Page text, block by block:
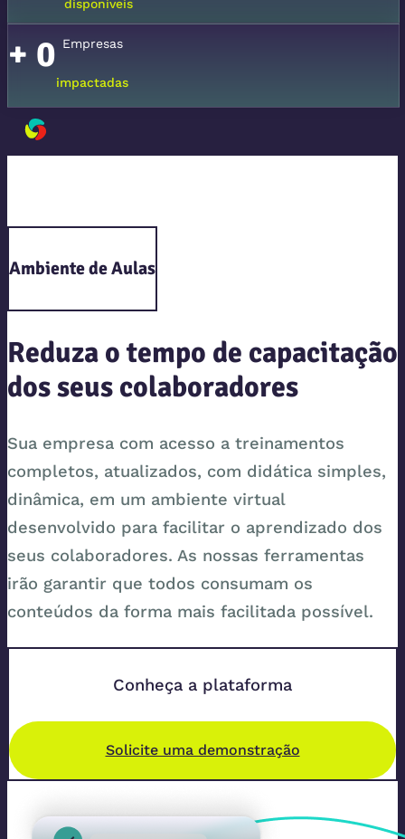
disponíveis
+ 0 Empresas
impactadas
Ambiente de Aulas
Reduza o tempo de capacitação
dos seus colaboradores
Sua empresa com acesso a treinamentos
completos, atualizados, com didática simples,
dinâmica, em um ambiente virtual
desenvolvido para facilitar o aprendizado dos
seus colaboradores. As nossas ferramentas
irão garantir que todos consumam os
conteúdos da forma mais facilitada possível.
Conheça a plataforma
Solicite uma demonstração